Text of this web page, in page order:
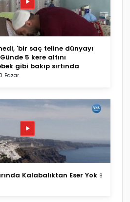
'bir saç teline dünyayı
5 kere altını
gibi bakıp sırtında
Pazar
Kalabalıktan Eser Yok 8